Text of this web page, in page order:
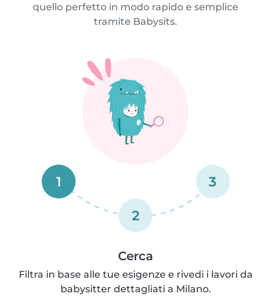
quello perfetto in modo rapido e semplice
tramite Babysits.
1
2
3
Cerca
Filtra in base alle tue esigenze e rivedi i lavori da
babysitter dettagliati a Milano.